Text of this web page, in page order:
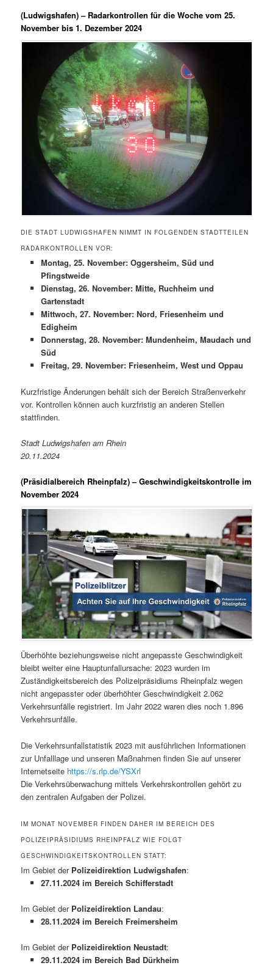
(Ludwigshafen) – Radarkontrollen für die Woche vom 25.
November bis 1. Dezember 2024
DIE STADT LUDWIGSHAFEN NIMMT IN FOLGENDEN STADTTEILEN
RADARKONTROLLEN VOR:
Montag, 25. November: Oggersheim, Süd und
Pfingstweide
Dienstag, 26. November: Mitte, Ruchheim und
Gartenstadt
Mittwoch, 27. November: Nord, Friesenheim und
Edigheim
Donnerstag, 28. November: Mundenheim, Maudach und
Süd
Freitag, 29. November: Friesenheim, West und Oppau
Kurzfristige Änderungen behält sich der Bereich Straßenverkehr
vor. Kontrollen können auch kurzfristig an anderen Stellen
stattfinden.
Stadt Ludwigshafen am Rhein
20.11.2024
(Präsidialbereich Rheinpfalz)– Geschwindigkeitskontrolle im
November 2024
Überhöhte beziehungsweise nicht angepasste Geschwindigkeit
bleibt weiter eine Hauptunfallursache: 2023 wurden im
Zuständigkeitsbereich des Polizeipräsidiums Rheinpfalz wegen
nicht angepasster oder überhöhter Geschwindigkeit 2.062
Verkehrsunfälle registriert. Im Jahr 2022 waren dies noch 1.896
Verkehrsunfälle.
Die Verkehrsunfallstatistik 2023 mit ausführlichen Informationen
zur Unfalllage und unseren Maßnahmen finden Sie auf unserer
Internetseite https://s.rlp.de/YSXrl
Die Verkehrsüberwachung mittels Verkehrskontrollen gehört zu
den zentralen Aufgaben der Polizei.
IM MONAT NOVEMBER FINDEN DAHER IM BEREICH DES
POLIZEIPRÄSIDIUMS RHEINPFALZ WIE FOLGT
GESCHWINDIGKEITSKONTROLLEN STATT:
Im Gebiet der Polizeidirektion Ludwigshafen:
27.11.2024 im Bereich Schifferstadt
Im Gebiet der Polizeidirektion Landau:
28.11.2024 im Bereich Freimersheim
Im Gebiet der Polizeidirektion Neustadt:
29.11.2024 im Bereich Bad Dürkheim